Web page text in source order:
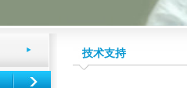
技术支持